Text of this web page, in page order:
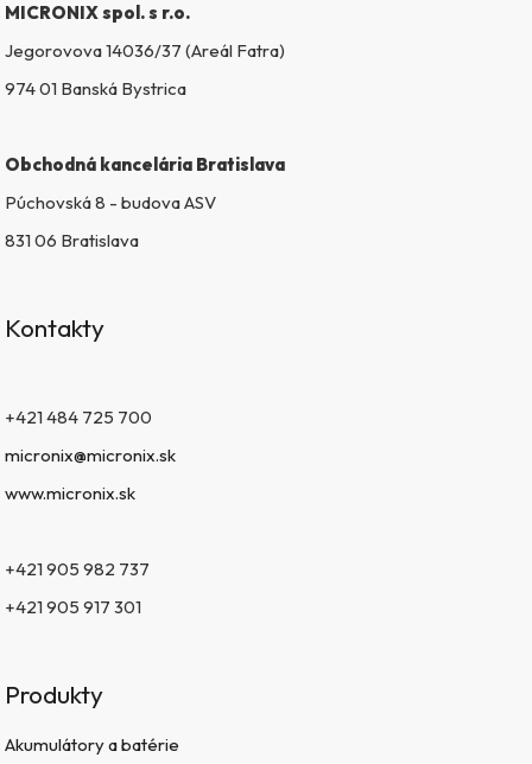
MICRONIX spol. s r.o.
Jegorovova 14036/37 (Areál Fatra)
974 01 Banská Bystrica
Obchodná kancelária Bratislava
Púchovská 8 - budova ASV
831 06 Bratislava
Kontakty
+421 484 725 700
micronix@micronix.sk
www.micronix.sk
+421 905 982 737
+421 905 917 301
Produkty
Akumulátory a batérie